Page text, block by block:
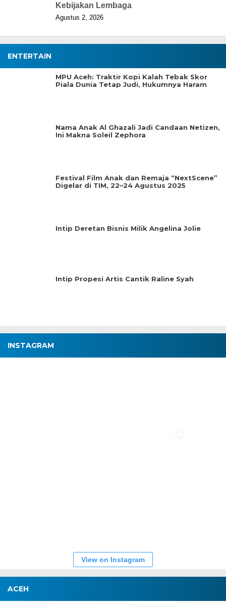
Kebijakan Lembaga
Agustus 2, 2026
ENTERTAIN
MPU Aceh: Traktir Kopi Kalah Tebak Skor
Piala Dunia Tetap Judi, Hukumnya Haram
Nama Anak Al Ghazali Jadi Candaan Netizen,
Ini Makna Soleil Zephora
Festival Film Anak dan Remaja “NextScene”
Digelar di TIM, 22–24 Agustus 2025
Intip Deretan Bisnis Milik Angelina Jolie
Intip Propesi Artis Cantik Raline Syah
INSTAGRAM
View on Instagram
ACEH